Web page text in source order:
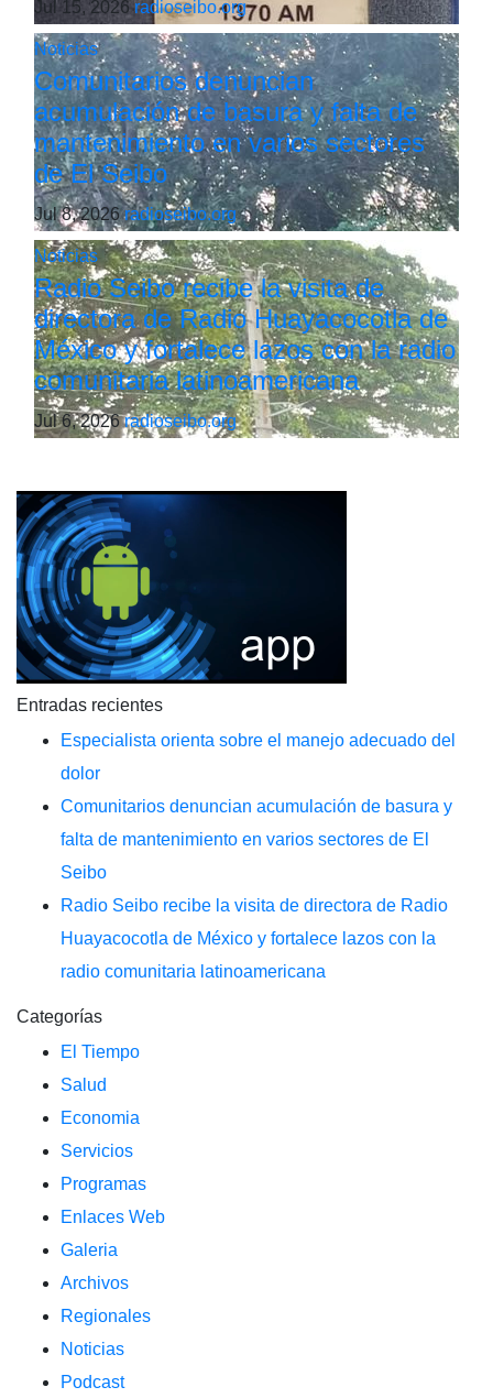
Jul 15, 2026radioseibo.org
Noticias
Comunitarios denuncian
acumulación de basura y falta de
mantenimiento en varios sectores
de El Seibo
Jul 8, 2026radioseibo.org
Noticias
Radio Seibo recibe la visita de
directora de Radio Huayacocotla de
México y fortalece lazos con la radio
comunitaria latinoamericana
Jul 6, 2026radioseibo.org
Entradas recientes
Especialista orienta sobre el manejo adecuado del
dolor
Comunitarios denuncian acumulación de basura y
falta de mantenimiento en varios sectores de El
Seibo
Radio Seibo recibe la visita de directora de Radio
Huayacocotla de México y fortalece lazos con la
radio comunitaria latinoamericana
Categorías
El Tiempo
Salud
Economia
Servicios
Programas
Enlaces Web
Galeria
Archivos
Regionales
Noticias
Podcast